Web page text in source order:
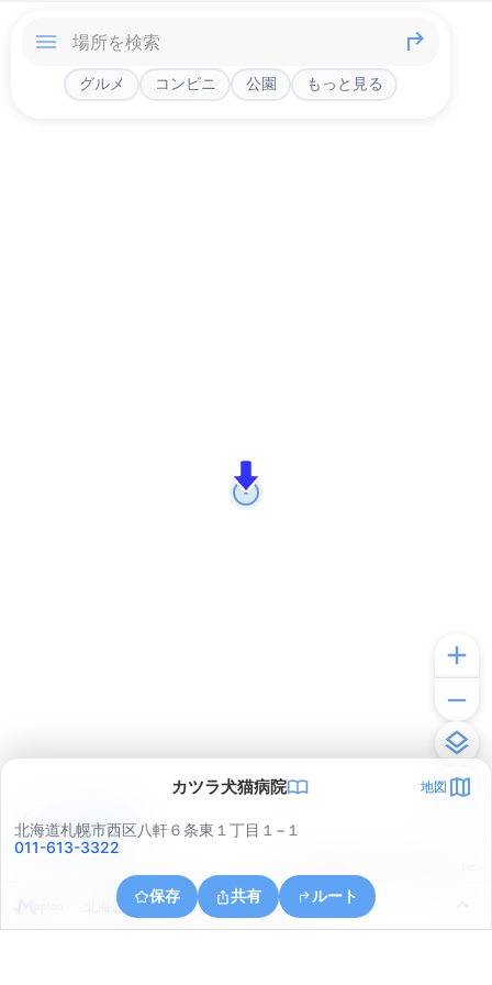
グルメ コンビニ 公園 もっと見る
カツラ犬猫病院 地図
北海道札幌市西区八軒６条東１丁目１−１
011-613-3322
保存 共有 ルート
北海道札幌市西区八軒１０条西３丁目４
アプリで見る